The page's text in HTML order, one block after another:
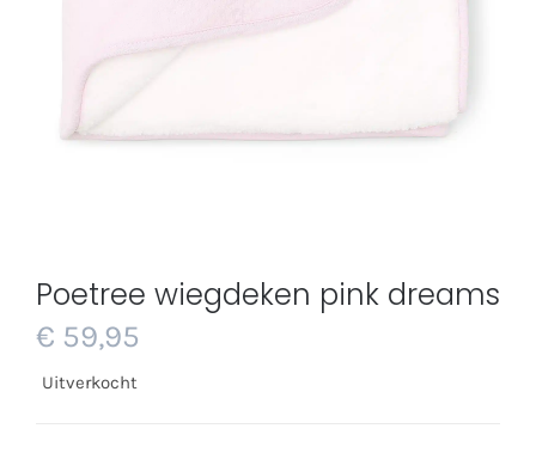
Poetree wiegdeken pink dreams
€ 59,95
Uitverkocht